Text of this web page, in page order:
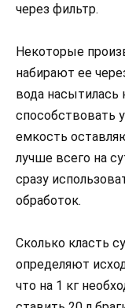
через фильтр.
Некоторые
набирают ее
вода насытилась
способствовать
емкость
лучше всего на
сразу
обработок.
Сколько класть
определяют
что на 1 кг